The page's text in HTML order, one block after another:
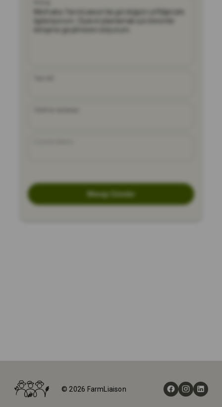
Mesajı Gönder
Çiftlikler
Arándanos El Llano
© 2026 FarmLiaison